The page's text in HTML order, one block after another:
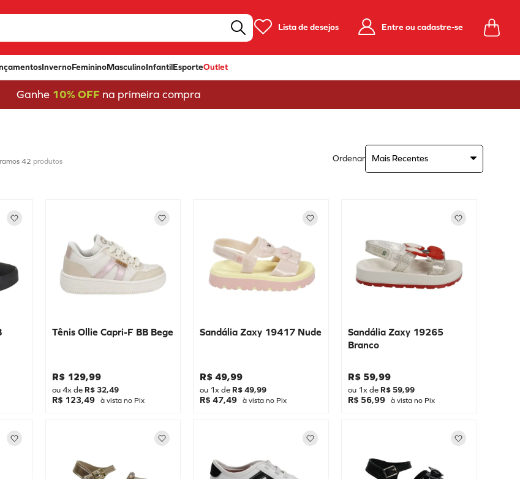
Lista de desejos Entre ou cadastre-se
InvernoFemininoMasculinoInfantilEsporteOutlet
Ganhe 10% OFFna primeira compra
42 produtos Ordenar Mais Recentes
Tênis Ollie Capri-F BB Bege
R$ 129,99
ou4x de R$ 32,49
R$ 123,49 à vista no Pix
Sandália Zaxy 19417 Nude
R$ 49,99
ou 1x de R$ 49,99
R$ 47,49 à vista no Pix
Sandália Zaxy 19265
Branco
R$ 59,99
ou 1x de R$ 59,99
R$ 56,99 à vista no Pix